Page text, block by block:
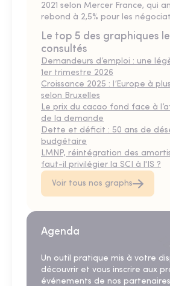
2021 selon Mercer France, qui
rebond à 2,5% pour les
Le top 5 des graphiques
consultés
Demandeurs d’emploi : une
1er trimestre 2026
Croissance 2025 : l’Europe à
selon Bruxelles
Le prix du cacao fond face à
de la demande
Dette et déficit : 50 ans de
budgétaire
LMNP, réintégration des
faut-il privilégier la SCI à l'IS ?
Voir tous nos graphs
Agenda
Un outil pratique mis à votre
découvrir et vous inscrire aux
événements de nos